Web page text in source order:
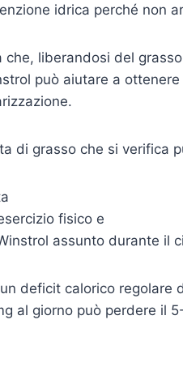
idrica perché non
che, liberandosi del
può aiutare a
di grasso che si verifica
fisico e
assunto durante il
deficit calorico regolare
al giorno può perdere il